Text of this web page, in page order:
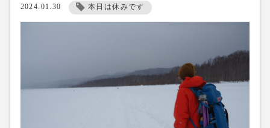
2024.01.30 本日は休みです